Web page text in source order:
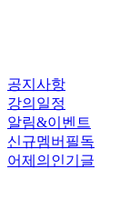
공지사항
강의일정
알림&이벤트
신규멤버필독
어제의인기글